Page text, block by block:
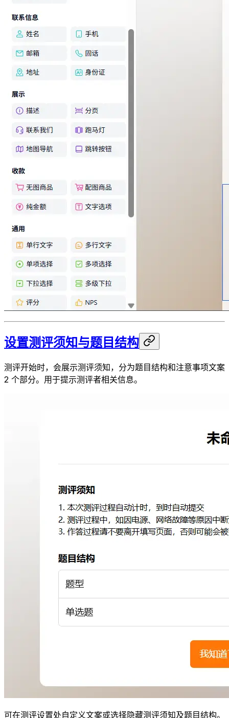
设置测评须知与题目结构
测评开始时，会展示测评须知，分为题目结构和注意事项文案
2 个部分。用于提示测评者相关信息。
可在测评设置处自定义文案或选择隐藏测评须知及题目结构。